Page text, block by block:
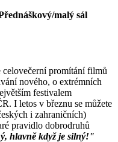
malý sál
celovečerní promítání filmů
nového, o extrémních
festivalem
I letos v březnu se můžete
i zahraničních)
pravidlo dobrodruhů
hlavně když je silný!"